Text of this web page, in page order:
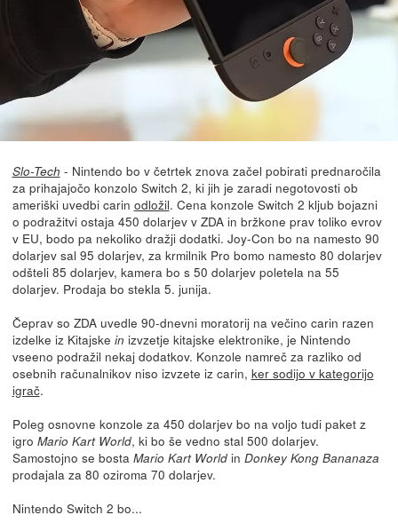
Slo-Tech - Nintendo bo v četrtek znova začel pobirati prednaročila
za prihajajočo konzolo Switch 2, ki jih je zaradi negotovosti ob
ameriški uvedbi carin odložil. Cena konzole Switch 2 kljub bojazni
o podražitvi ostaja 450 dolarjev v ZDA in bržkone prav toliko evrov
v EU, bodo pa nekoliko dražji dodatki. Joy-Con bo na namesto 90
dolarjev sal 95 dolarjev, za krmilnik Pro bomo namesto 80 dolarjev
odšteli 85 dolarjev, kamera bo s 50 dolarjev poletela na 55
dolarjev. Prodaja bo stekla 5. junija.
Čeprav so ZDA uvedle 90-dnevni moratorij na večino carin razen
izdelke iz Kitajske in izvzetje kitajske elektronike, je Nintendo
vseeno podražil nekaj dodatkov. Konzole namreč za razliko od
osebnih računalnikov niso izvzete iz carin, ker sodijo v kategorijo
igrač.
Poleg osnovne konzole za 450 dolarjev bo na voljo tudi paket z
igro Mario Kart World, ki bo še vedno stal 500 dolarjev.
Samostojno se bosta Mario Kart Worldin Donkey Kong Bananaza
prodajala za 80 oziroma 70 dolarjev.
Nintendo Switch 2 bo...